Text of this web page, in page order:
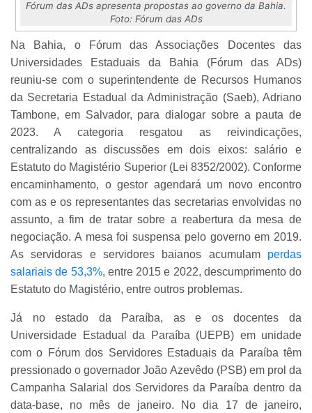
Fórum das ADs apresenta propostas ao governo da Bahia.
Foto: Fórum das ADs
Na Bahia, o Fórum das Associações Docentes das
Universidades Estaduais da Bahia (Fórum das ADs)
reuniu-se com o superintendente de Recursos Humanos
da Secretaria Estadual da Administração (Saeb), Adriano
Tambone, em Salvador, para dialogar sobre a pauta de
2023. A categoria resgatou as reivindicações,
centralizando as discussões em dois eixos: salário e
Estatuto do Magistério Superior (Lei 8352/2002). Conforme
encaminhamento, o gestor agendará um novo encontro
com as e os representantes das secretarias envolvidas no
assunto, a fim de tratar sobre a reabertura da mesa de
negociação. A mesa foi suspensa pelo governo em 2019.
As servidoras e servidores baianos acumulam perdas
salariais de 53,3%, entre 2015 e 2022, descumprimento do
Estatuto do Magistério, entre outros problemas.
Já no estado da Paraíba, as e os docentes da
Universidade Estadual da Paraíba (UEPB) em unidade
com o Fórum dos Servidores Estaduais da Paraíba têm
pressionado o governador João Azevêdo (PSB) em prol da
Campanha Salarial dos Servidores da Paraíba dentro da
data-base, no mês de janeiro. No dia 17 de janeiro,